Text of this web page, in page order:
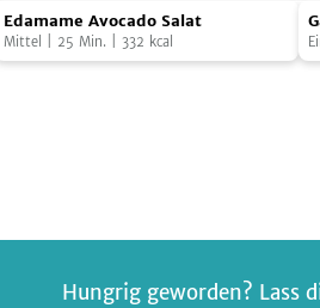
Edamame
Avocado
Salat
Foto:
Edamame Avocado Salat
Mittel 25 Min. 332 kcal
Hungrig geworden? Lass